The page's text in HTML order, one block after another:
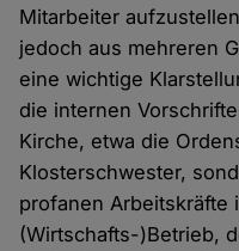
Mitarbeiter
jedoch aus mehreren
eine wichtige
die internen
Kirche, etwa die
Klosterschwester,
profanen Arbeitskräfte
(Wirtschafts-)Betrieb,